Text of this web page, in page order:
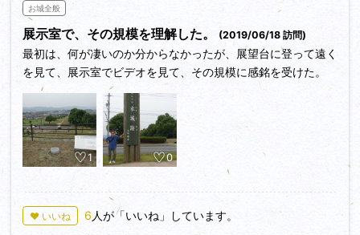
お城全般
展示室で、その規模を理解した。 (2019/06/18 訪問)
最初は、何が凄いのか分からなかったが、展望台に登って遠く
を見て、展示室でビデオを見て、その規模に感銘を受けた。
1 0
♥ いいね 6人が「いいね」しています。